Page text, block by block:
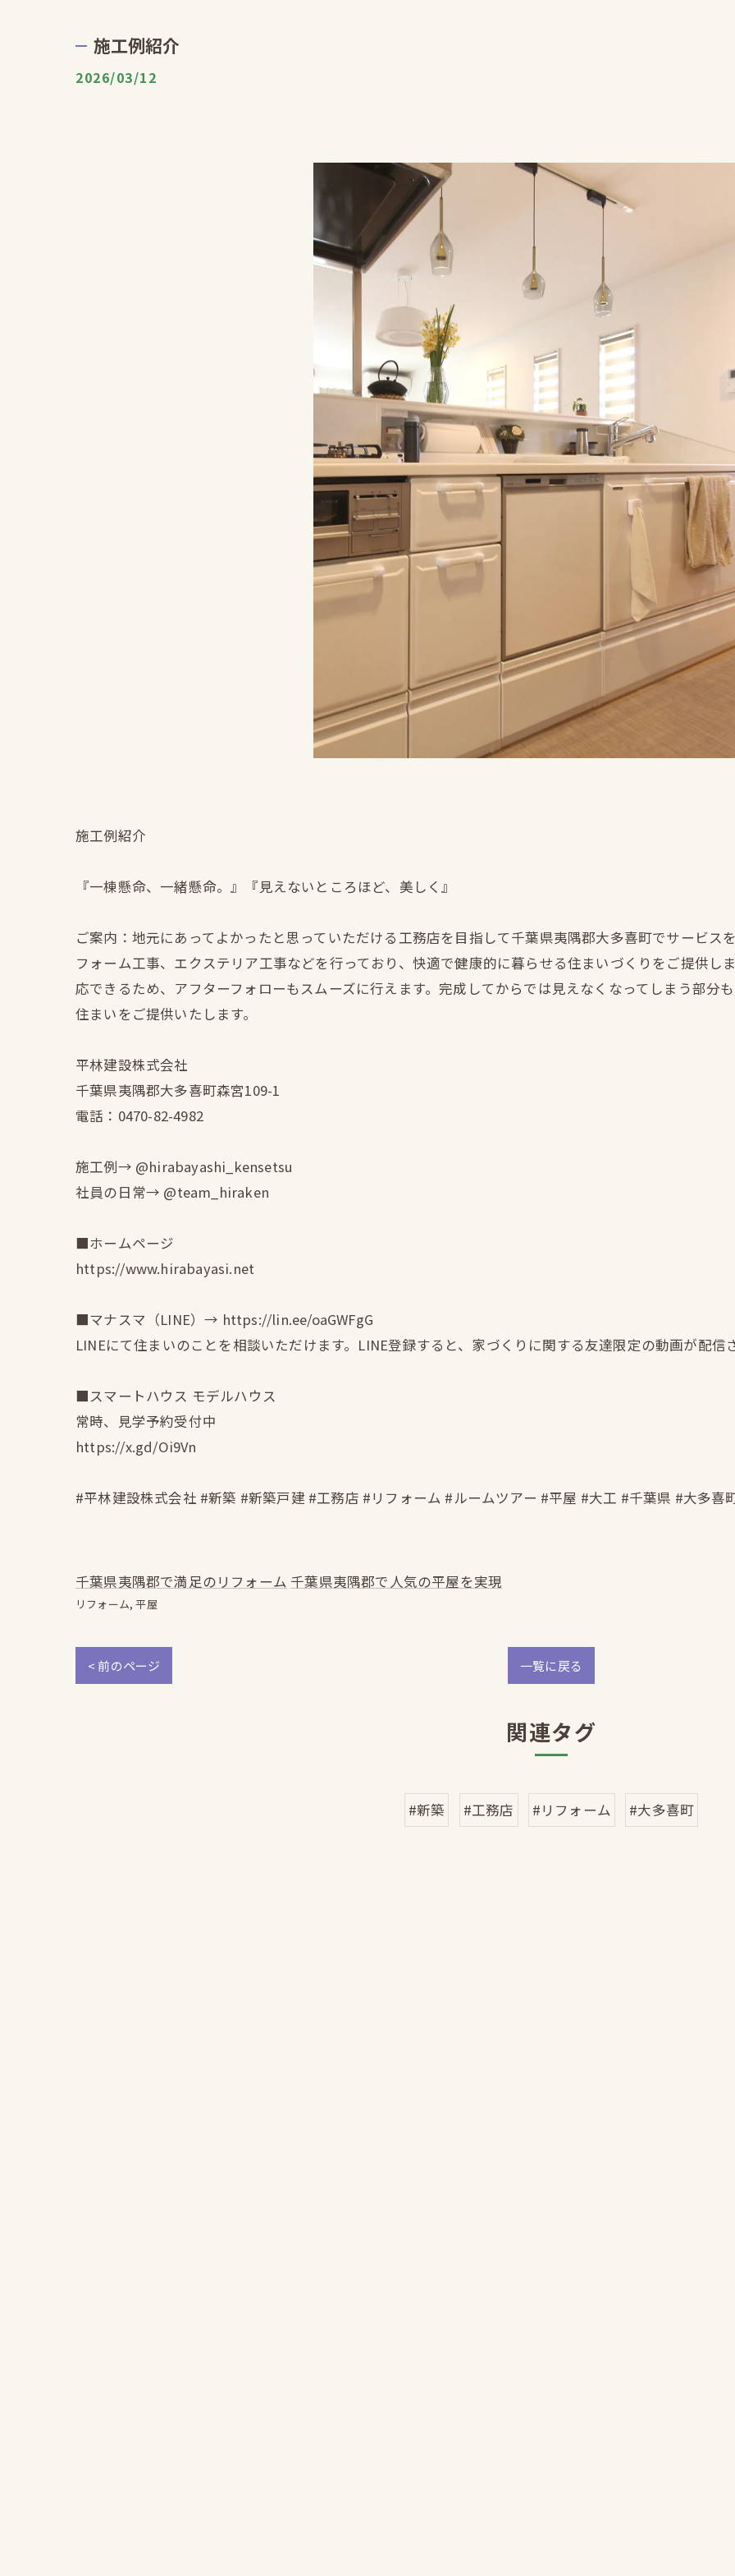
施工例紹介
2026/03/12
施工例紹介
『一棟懸命、一緒懸命。』『見えないところほど、美しく』
ご案内：地元にあってよかったと思っていただける工務店を目指して千葉県夷隅郡大多喜町でサービス
フォーム工事、エクステリア工事などを行っており、快適で健康的に暮らせる住まいづくりをご提供し
応できるため、アフターフォローもスムーズに行えます。完成してからでは見えなくなってしまう部分
住まいをご提供いたします。
平林建設株式会社
千葉県夷隅郡大多喜町森宮109-1
電話：0470-82-4982
施工例→ @hirabayashi_kensetsu
社員の日常→ @team_hiraken
■ホームページ
https://www.hirabayasi.net
■マナスマ（LINE）→ https://lin.ee/oaGWFgG
LINEにて住まいのことを相談いただけます。LINE登録すると、家づくりに関する友達限定の動画が配信
■スマートハウス モデルハウス
常時、見学予約受付中
https://x.gd/Oi9Vn
#平林建設株式会社 #新築 #新築戸建 #工務店 #リフォーム #ルームツアー #平屋 #大工 #千葉県 #大多喜
千葉県夷隅郡で満足のリフォーム 千葉県夷隅郡で人気の平屋を実現
リフォーム 平屋
< 前のページ 一覧に戻る
関連タグ
#新築 #工務店 #リフォーム #大多喜町